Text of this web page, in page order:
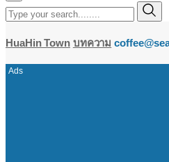
HuaHin Town บทความ